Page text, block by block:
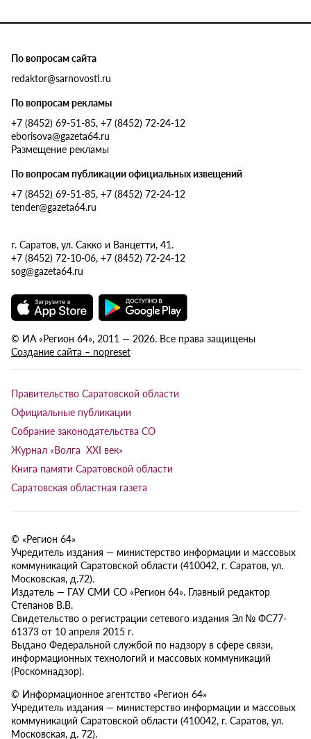
По вопросам сайта
redaktor@sarnovosti.ru
По вопросам рекламы
+7 (8452) 69-51-85, +7 (8452) 72-24-12
eborisova@gazeta64.ru
Размещение рекламы
По вопросам публикации официальных извещений
+7 (8452) 69-51-85, +7 (8452) 72-24-12
tender@gazeta64.ru
г. Саратов, ул. Сакко и Ванцетти, 41.
+7 (8452) 72-10-06, +7 (8452) 72-24-12
sog@gazeta64.ru
© ИА «Регион 64», 2011 — 2026. Все права защищены
Создание сайта – nopreset
Правительство Саратовской области
Официальные публикации
Собрание законодательства СО
Журнал «Волга XXI век»
Книга памяти Саратовской области
Саратовская областная газета
© «Регион 64»
Учредитель издания — министерство информации и массовых
коммуникаций Саратовской области (410042, г. Саратов, ул.
Московская, д.72).
Издатель — ГАУ СМИ СО «Регион 64». Главный редактор
Степанов В.В.
Свидетельство о регистрации сетевого издания Эл № ФС77-
61373 от 10 апреля 2015 г.
Выдано Федеральной службой по надзору в сфере связи,
информационных технологий и массовых коммуникаций
(Роскомнадзор).
© Информационное агентство «Регион 64»
Учредитель издания — министерство информации и массовых
коммуникаций Саратовской области (410042, г. Саратов, ул.
Московская, д. 72).